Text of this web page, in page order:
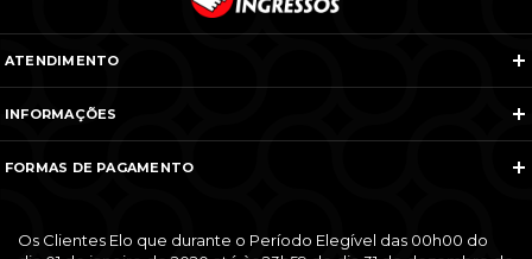
ATENDIMENTO
INFORMAÇÕES
FORMAS DE PAGAMENTO
Os Clientes Elo que durante o Período Elegível das 00h00 do